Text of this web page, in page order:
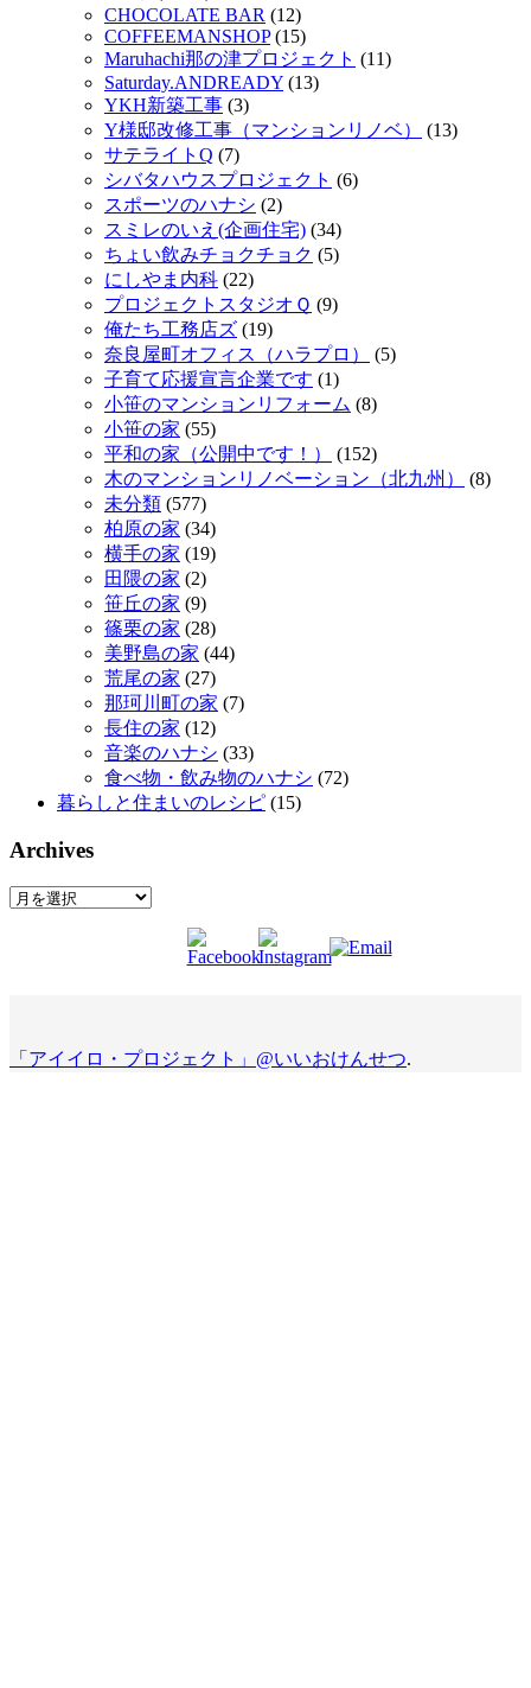
CHOCOLATE BAR (12)
COFFEEMANSHOP(15)
Maruhachi那の津プロジェクト (11)
Saturday.ANDREADY (13)
YKH新築工事 (3)
Y様邸改修工事（マンションリノベ）
(13)
サテライトQ (7)
シバタハウスプロジェクト (6)
スポーツのハナシ (2)
スミレのいえ(企画住宅) (34)
ちょい飲みチョクチョク (5)
にしやま内科 (22)
プロジェクトスタジオＱ (9)
俺たち工務店ズ (19)
奈良屋町オフィス（ハラプロ）
(5)
子育て応援宣言企業です (1)
小笹のマンションリフォーム (8)
小笹の家 (55)
平和の家（公開中です！）
(152)
木のマンションリノベーション（北九州）
(8)
未分類 (577)
柏原の家 (34)
横手の家 (19)
田隈の家 (2)
笹丘の家 (9)
篠栗の家 (28)
美野島の家 (44)
荒尾の家 (27)
那珂川町の家 (7)
長住の家 (12)
音楽のハナシ (33)
食べ物・飲み物のハナシ (72)
暮らしと住まいのレシピ (15)
Archives
Archives
「アイイロ・プロジェクト」@いいおけんせつ.